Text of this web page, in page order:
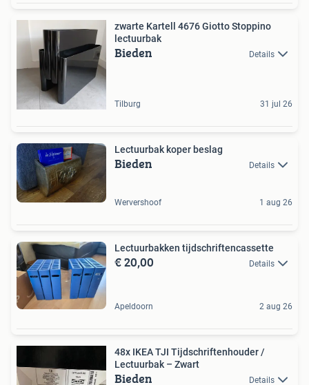
zwarte Kartell 4676 Giotto Stoppino
lectuurbak
Bieden Details
Tilburg 31 jul 26
Lectuurbak koper beslag
Bieden Details
Wervershoof 1 aug 26
Lectuurbakken tijdschriftencassette
€ 20,00 Details
Apeldoorn 2 aug 26
48x IKEA TJI Tijdschriftenhouder /
Lectuurbak – Zwart
Bieden Details